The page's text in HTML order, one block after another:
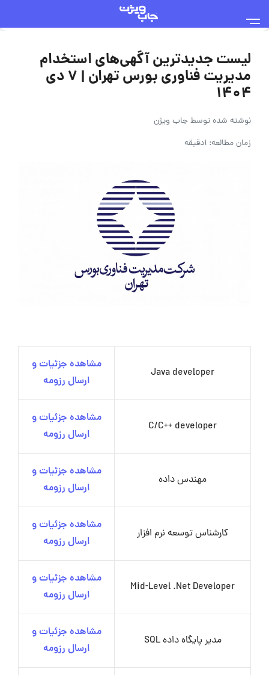
لیست جدیدترین آگهی‌های استخدام
مدیریت فناوری بورس تهران | ۷ دی
۱۴۰۴
نوشته شده توسطجاب ویژن
زمان مطالعه: 1دقیقه
Java developer
مشاهده جزئیات و
ارسال رزومه
C/C++ developer
مشاهده جزئیات و
ارسال رزومه
مهندس داده
مشاهده جزئیات و
ارسال رزومه
کارشناس توسعه نرم افزار
مشاهده جزئیات و
ارسال رزومه
Mid-Level .Net Developer
مشاهده جزئیات و
ارسال رزومه
مدیر پایگاه داده SQL
مشاهده جزئیات و
ارسال رزومه